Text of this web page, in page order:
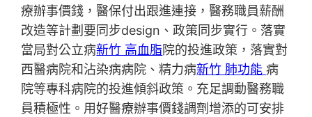
療辦事價錢，醫保付出跟進連接，醫務職員薪酬
改造等計劃要同步design、政策同步實行。落實
當局對公立病新竹 高血脂院的投進政策，落實對
西醫病院和沾染病病院、精力病新竹 肺功能病
院等專科病院的投進傾斜政策。充足調動醫務職
員積極性。用好醫療辦事價錢調劑增添的可安排